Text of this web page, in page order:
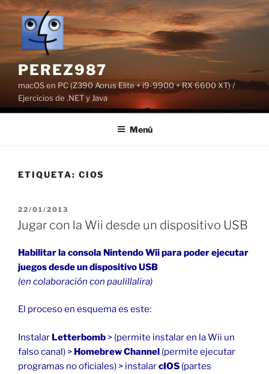
Saltar
contenido
PEREZ987
macOS en PC (Z390 Aorus Elite + i9-9900 + RX 6600 XT) /
Ejercicios de .NET y Java
Menú
ETIQUETA: CIOS
PUBLICADO
EL
22/01/2013
Jugar con la Wii desde un dispositivo USB
Habilitar la consola Nintendo Wii para poder ejecutar
juegos desde un dispositivo USB
(en colaboración con paulillalira)
El proceso en esquema es este:
Instalar Letterbomb > (permite instalar en la Wii un
falso canal) > Homebrew Channel (permite ejecutar
programas no oficiales) > instalarcIOS (partes